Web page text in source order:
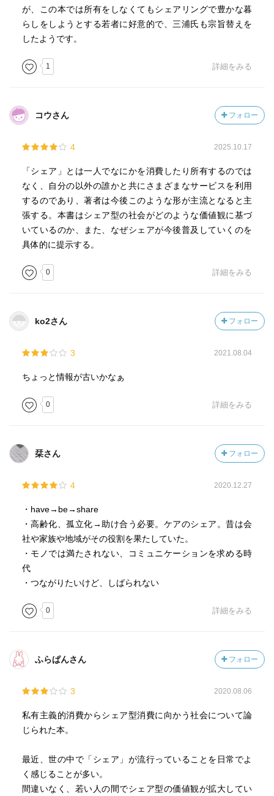
が、この本では所有をしなくてもシェアリングで豊かな暮
らしをしようとする若者に好意的で、三浦氏も宗旨替えを
したようです。
1 詳細をみる
コウさん フォロー
4 2025.10.17
「シェア」とは一人でなにかを消費したり所有するのでは
なく、自分の以外の誰かと共にさまざまなサービスを利用
するのであり、著者は今後このような形が主流となると主
張する。本書はシェア型の社会がどのような価値観に基づ
いているのか、また、なぜシェアが今後普及していくのを
具体的に提示する。
0 詳細をみる
ko2さん フォロー
3 2021.08.04
ちょっと情報が古いかなぁ
0 詳細をみる
栞さん フォロー
4 2020.12.27
・have→be→share
・高齢化、孤立化→助け合う必要。ケアのシェア。昔は会
社や家族や地域がその役割を果たしていた。
・モノでは満たされない、コミュニケーションを求める時
代
・つながりたいけど、しばられない
0 詳細をみる
ふらぱんさん フォロー
3 2020.08.06
私有主義的消費からシェア型消費に向かう社会について論
じられた本。
最近、世の中で「シェア」が流行っていることを日常でよ
く感じることが多い。
間違いなく、若い人の間でシェア型の価値観が拡大してい